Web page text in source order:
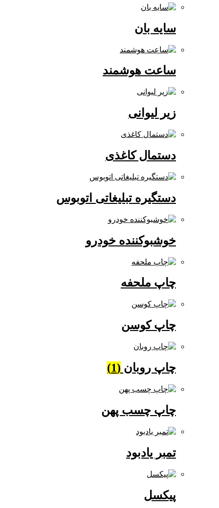
ساعت هوشمند
زیر لیوانی
دستمال کاغذی
دستگیره تبلیغاتی اتوبوس
خوشبوکننده خودرو
چاپ ملحفه
چاپ کوسن
چاپ روبان(1)
چاپ چسب پهن
تمبر یادبود